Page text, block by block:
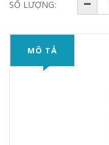
SỐ LƯỢNG:
MÔ TẢ